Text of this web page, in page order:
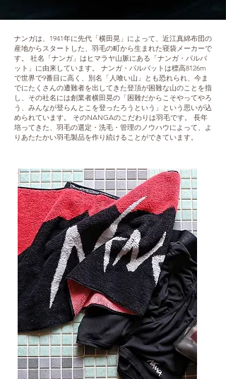
ナンガは、1941年に先代「横田晃」によって、近江真綿布団の
産地からスタートした、羽毛の町から生まれた寝袋メーカーで
す。 社名「ナンガ」はヒマラヤ山脈にある「ナンガ・パルバ
ット」に由来しています。 ナンガ・パルバットは標高8126m
で世界で9番目に高く、別名「人喰い山」とも恐れられ、今ま
でにたくさんの遭難者を出してきた登頂が困難な山のことを指
し、その社名には創業者横田晃の「困難だからこそやってやろ
う、みんなが登らんとこを登ったろうという」という思いが込
められています。 そのNANGAのこだわりは羽毛です。 長年
培ってきた、羽毛の選定・洗毛・管理のノウハウによって、よ
りあたたかい羽毛製品を作り続けることができています。